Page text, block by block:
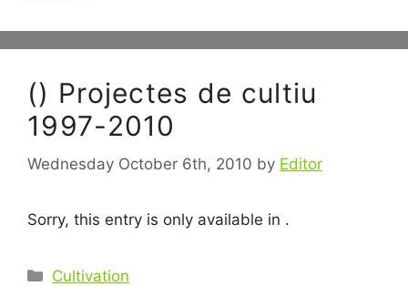
() Projectes de cultiu
1997-2010
Wednesday October 6th, 2010 by Editor
Sorry, this entry is only available in .
Categories
Cultivation